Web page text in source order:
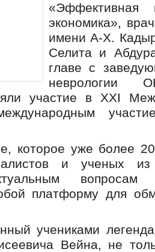
«Эффективная
экономика»,
имени А-Х.
Селита и
главе с
неврологии
участие в XXI
которое уже более
и ученых
платформу для
учениками
Вейна, не